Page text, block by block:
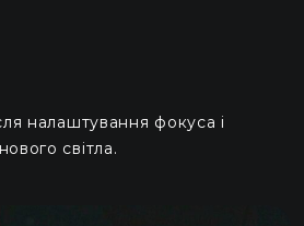
налаштування фокуса і
світла.